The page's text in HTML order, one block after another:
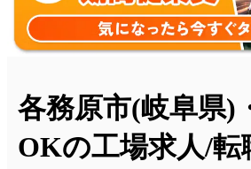
各務原市(岐阜県)
OKの工場求人/転